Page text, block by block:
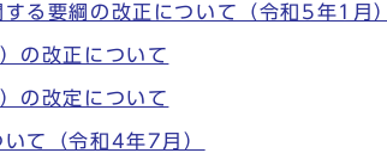
る要綱の改正について（令和5年1月）
の改正について
の改定について
て（令和4年7月）